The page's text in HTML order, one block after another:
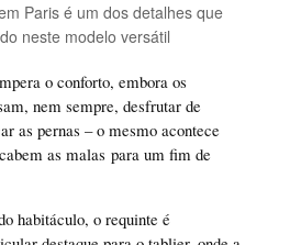
Paris é um dos detalhes que
neste modelo versátil
o conforto, embora os
nem sempre, desfrutar de
as pernas – o mesmo acontece
as malas para um fim de
habitáculo, o requinte é